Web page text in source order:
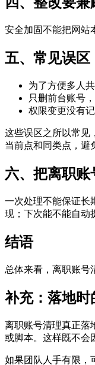
安全加固不能把网站
五、常见误区
为了方便多人
只删前台账号
权限变更没有
这些误区之所以常见
当前点和同类点，避
六、把离职
一次处理不能保证长
现；下次能不能自动
结语
总体来看，离职账号
补充：落地时
离职账号清理真正落
或脚本。这样既不会
如果团队人手有限，